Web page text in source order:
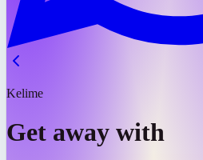
Kelime
Get away with